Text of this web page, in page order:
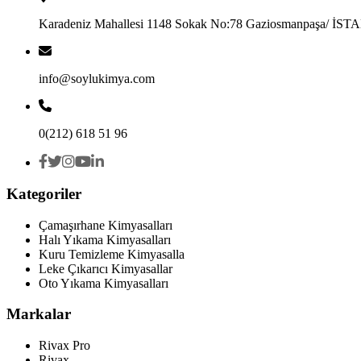
Karadeniz Mahallesi 1148 Sokak No:78 Gaziosmanpaşa/
info@soylukimya.com
0(212) 618 51 96
Kategoriler
Çamaşırhane Kimyasalları
Halı Yıkama Kimyasalları
Kuru Temizleme Kimyasalla
Leke Çıkarıcı Kimyasallar
Oto Yıkama Kimyasalları
Markalar
Rivax Pro